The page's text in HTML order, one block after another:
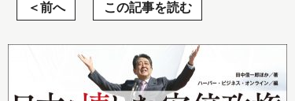
前へ
この記事を読む